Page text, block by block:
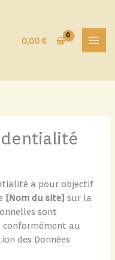
0,00 €
a pour objectif
[Nom du site] sur la
sont
conformément au
des Données